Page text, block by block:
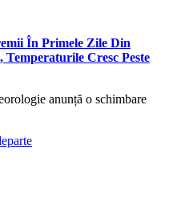
În Primele Zile Din
Cresc Peste
anunță o schimbare